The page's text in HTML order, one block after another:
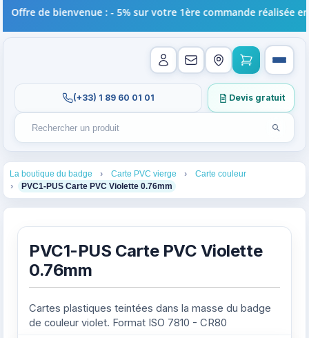
Rechercher un produit
Recherches récentes au focus. Tapez au moins 2
Lancer
(+33) 1 89 60 01 01 Devis gratuit
de bienvenue : - 5% sur votre 1ère commande réalisée en
La boutique du badge Carte PVC vierge Carte couleur
PVC1-PUS Carte PVC Violette 0.76mm 4
PVC1-PUS Carte PVC Violette
0.76mm
Cartes plastiques teintées dans la masse du badge
de couleur violet. Format ISO 7810 - CR80